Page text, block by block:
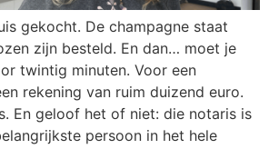
gekocht. De champagne staat
zijn besteld. En dan… moet je
twintig minuten. Voor een
rekening van ruim duizend euro.
En geloof het of niet: die notaris is
persoon in het hele